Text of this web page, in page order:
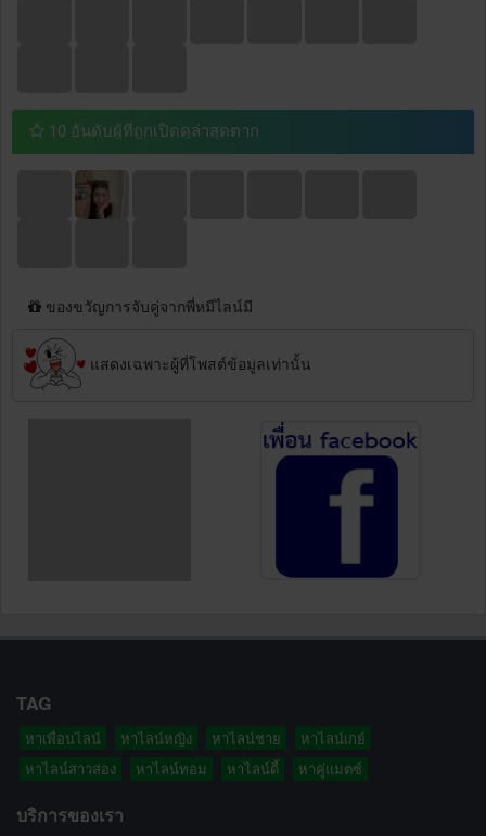
10 อันดับผู้ที่ถูกเปิดดูล่าสุดตาก
ของขวัญการจับคู่จากพี่หมีไลน์มี
แสดงเฉพาะผู้ที่โพสต์ข้อมูลเท่านั้น
TAG
หาเพื่อนไลน์ หาไลน์หญิง หาไลน์ชาย
หาไลน์เกย์
หาไลน์สาวสอง
หาไลน์ทอม หาไลน์ดี้ หาคู่แมตซ์
บริการของเรา